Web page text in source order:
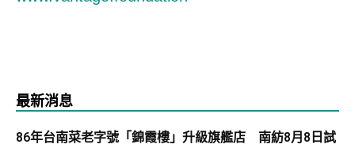
最新消息
86年台南菜老字號「錦霞樓」升級旗艦店 南紡8月8日試